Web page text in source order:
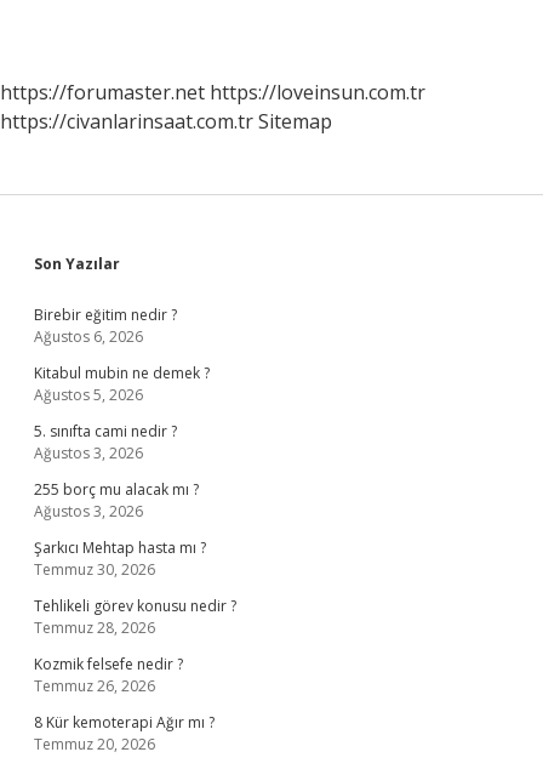
https://forumaster.net https://loveinsun.com.tr
https://civanlarinsaat.com.trSitemap
Sidebar
Son Yazılar
Birebir eğitim nedir ?
Ağustos 6, 2026
Kitabul mubin ne demek ?
Ağustos 5, 2026
5. sınıfta cami nedir ?
Ağustos 3, 2026
255 borç mu alacak mı ?
Ağustos 3, 2026
Şarkıcı Mehtap hasta mı ?
Temmuz 30, 2026
Tehlikeli görev konusu nedir ?
Temmuz 28, 2026
Kozmik felsefe nedir ?
Temmuz 26, 2026
8 Kür kemoterapi Ağır mı ?
Temmuz 20, 2026